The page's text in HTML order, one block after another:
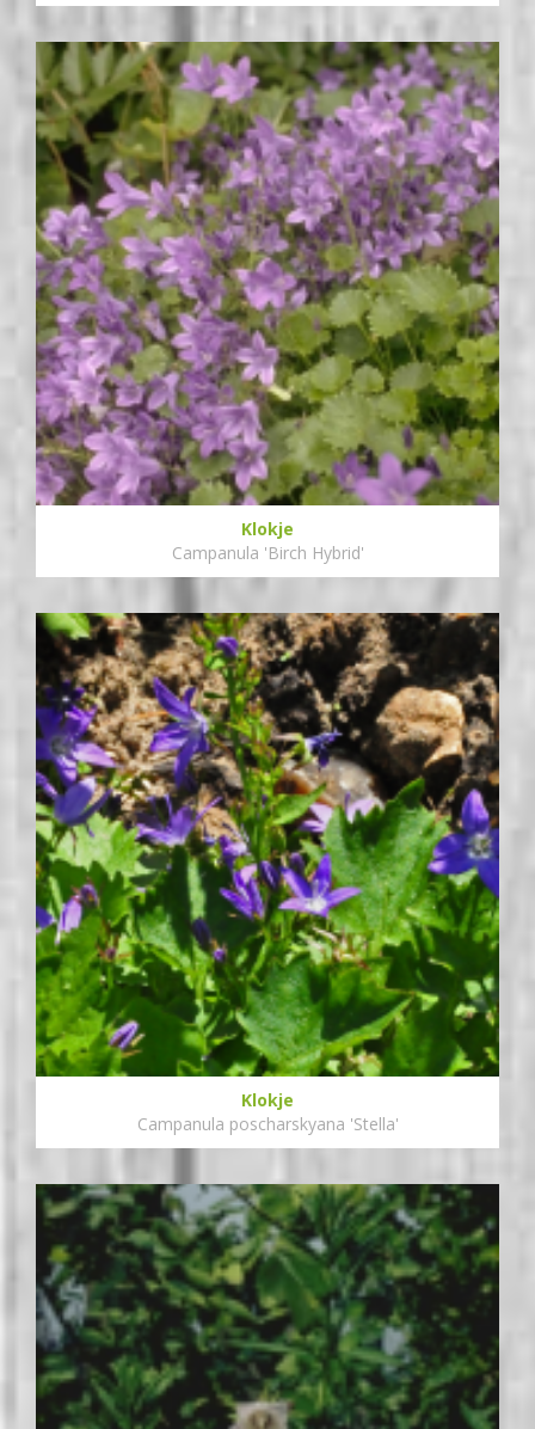
Klokje
Campanula 'Birch Hybrid'
Klokje
Campanula poscharskyana 'Stella'